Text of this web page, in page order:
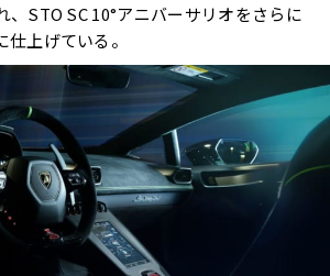
、STO SC 10°アニバーサリオをさらに
上げている。